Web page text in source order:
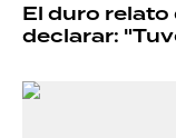
El duro relato
declarar: